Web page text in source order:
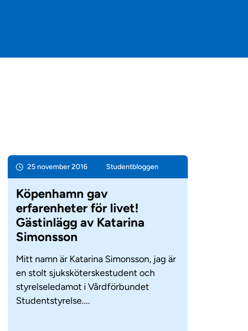
25 november 2016 Student­bloggen
Köpenhamn gav
erfarenheter för livet!
Gästinlägg av Katarina
Simonsson
Mitt namn är Katarina Simonsson, jag är
en stolt sjuksköterskestudent och
styrelseledamot i Vårdförbundet
Studentstyrelse....